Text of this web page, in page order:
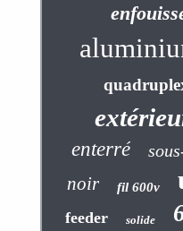
enterré
noir fil 600v
feeder solide